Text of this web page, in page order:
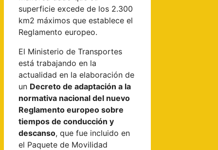
superficie excede de los 2.300
km2 máximos que establece el
Reglamento europeo.
El Ministerio de Transportes
está trabajando en la
actualidad en la elaboración de
un Decreto de adaptación a la
normativa nacional del nuevo
Reglamento europeo sobre
tiempos de conducción y
descanso, que fue incluido en
el Paquete de Movilidad